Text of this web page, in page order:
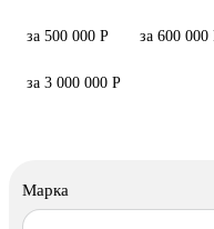
за 500 000 Р за 600 000
за 3 000 000 Р
Марка